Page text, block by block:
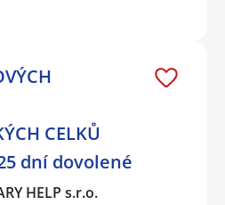
CELKŮ
dní dovolené
HELP s.r.o.